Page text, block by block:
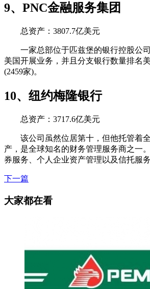
9、PNC金融服务集团
总资产：3807.7亿美元
一家总部位于匹兹堡的银行控股公司
美国开展业务，并且分支银行数量排名
(2459家)。
10、纽约梅隆银行
总资产：3717.6亿美元
该公司虽然位居第十，但他托管着全
产，是全球知名的财务管理服务商之一
券服务、个人企业资产管理以及信托服务
下一篇
大家都在看